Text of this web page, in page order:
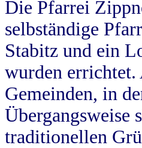
Die Pfarrei
selbständige
Stabitz und ein
wurden errichtet.
Gemeinden, in
Übergangsweise
traditionellen